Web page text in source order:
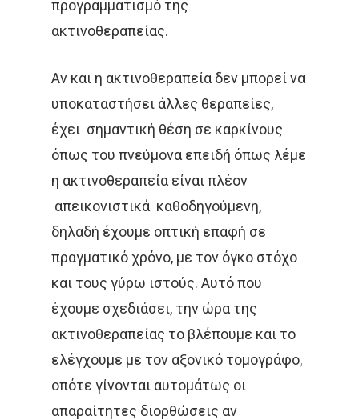
προγραμματισμό της
ακτινοθεραπείας.
Αν και η ακτινοθεραπεία δεν μπορεί να
υποκαταστήσει άλλες θεραπείες,
έχει σημαντική θέση σε καρκίνους
όπως του πνεύμονα επειδή όπως λέμε
η ακτινοθεραπεία είναι πλέον
απεικονιστικά καθοδηγούμενη,
δηλαδή έχουμε οπτική επαφή σε
πραγματικό χρόνο, με τον όγκο στόχο
και τους γύρω ιστούς. Αυτό που
έχουμε σχεδιάσει, την ώρα της
ακτινοθεραπείας το βλέπουμε και το
ελέγχουμε με τον αξονικό τομογράφο,
οπότε γίνονται αυτομάτως οι
απαραίτητες διορθώσεις αν